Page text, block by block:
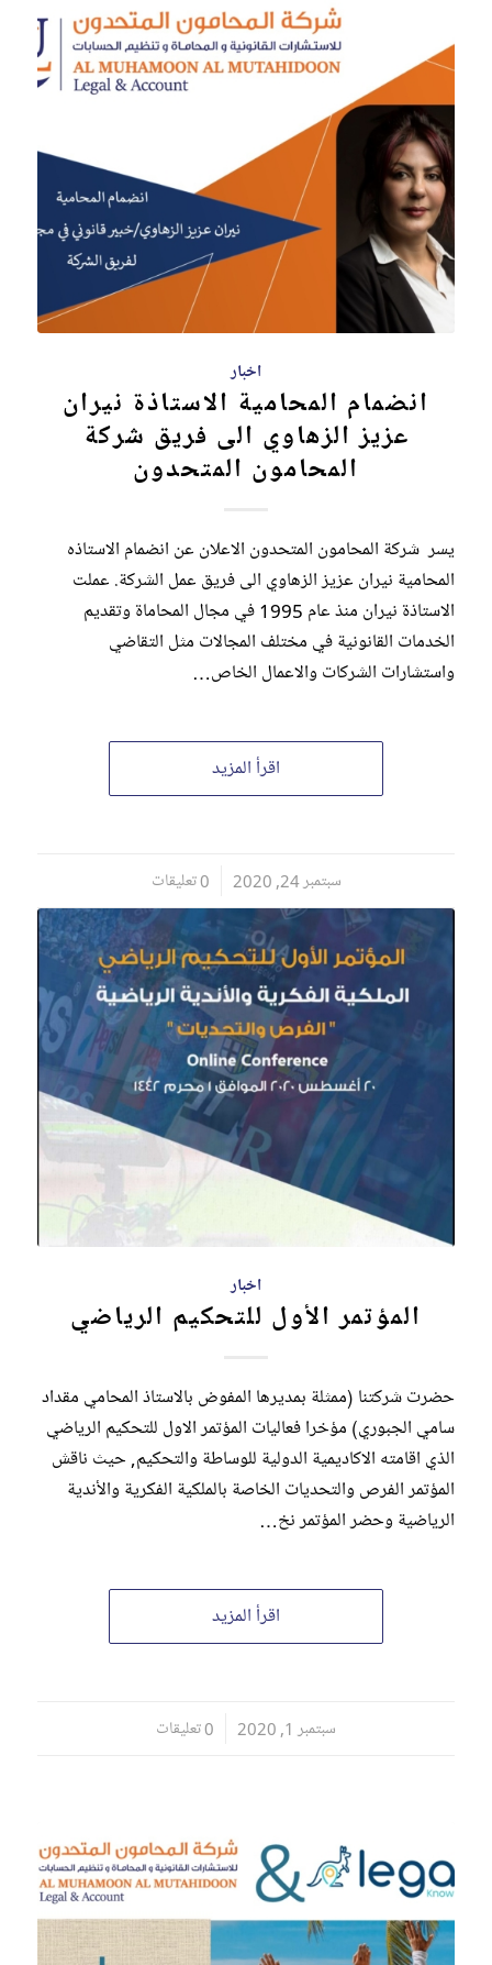
اخبار
انضمام المحامية الاستاذة نيران
عزيز الزهاوي الى فريق شركة
المحامون المتحدون
يسر شركة المحامون المتحدون الاعلان عن انضمام الاستاذه
المحامية نيران عزيز الزهاوي الى فريق عمل الشركة. عملت
الاستاذة نيران منذ عام 1995 في مجال المحاماة وتقديم
الخدمات القانونية في مختلف المجالات مثل التقاضي
واستشارات الشركات والاعمال الخاص…
اقرأ المزيد
سبتمبر 24, 2020 / 0 تعليقات
اخبار
المؤتمر الأول للتحكيم الرياضي
حضرت شركتنا (ممثلة بمديرها المفوض بالاستاذ المحامي مقداد
سامي الجبوري) مؤخرا فعاليات المؤتمر الاول للتحكيم الرياضي
الذي اقامته الاكاديمية الدولية للوساطة والتحكيم, حيث ناقش
المؤتمر الفرص والتحديات الخاصة بالملكية الفكرية والأندية
الرياضية وحضر المؤتمر نخ…
اقرأ المزيد
سبتمبر 1, 2020 0 تعليقات